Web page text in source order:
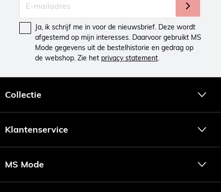
Ja, ik schrijf me in voor de nieuwsbrief. Deze wordt
afgestemd op mijn interesses. Daarvoor gebruikt MS
Mode gegevens uit de bestelhistorie en gedrag op
de webshop. Zie het privacy statement.
Collectie
Klantenservice
MS Mode